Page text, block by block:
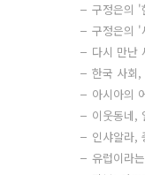
구정은의 '
구정은의 '
다시 만난
한국 사회
아시아의
이웃동네,
인샤알라,
유럽이라